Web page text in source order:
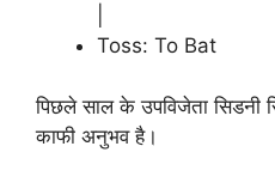
Toss: To Bat
पिछले साल के उपविजेता सिडनी
काफी अनुभव है।